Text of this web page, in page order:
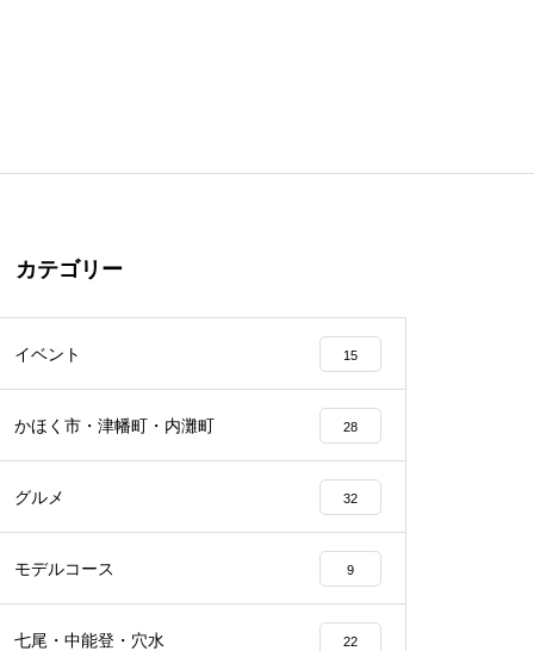
カテゴリー
イベント 15
かほく市・津幡町・内灘町 28
グルメ 32
モデルコース 9
七尾・中能登・穴水 22